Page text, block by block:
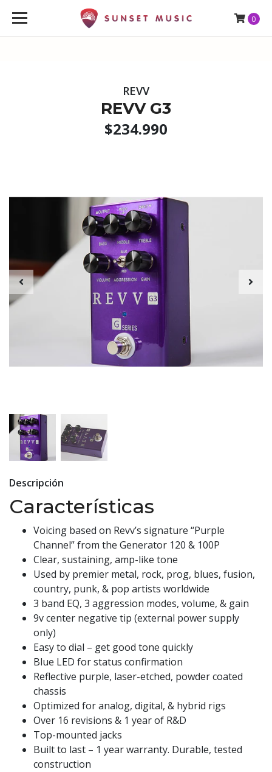
0
REVV
REVV G3
$234.990
Descripción
Características
Voicing based on Revv’s signature “Purple
Channel” from the Generator 120 & 100P
Clear, sustaining, amp-like tone
Used by premier metal, rock, prog, blues, fusion,
country, punk, & pop artists worldwide
3 band EQ, 3 aggression modes, volume, & gain
9v center negative tip (external power supply
only)
Easy to dial – get good tone quickly
Blue LED for status confirmation
Reflective purple, laser-etched, powder coated
chassis
Optimized for analog, digital, & hybrid rigs
Over 16 revisions & 1 year of R&D
Top-mounted jacks
Built to last – 1 year warranty. Durable, tested
construction